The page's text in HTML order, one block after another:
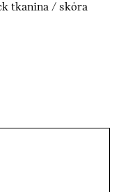
tkanina / skóra